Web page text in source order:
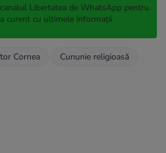
Libertatea de WhatsApp pentru
curent cu ultimele informații
Cornea
Cununie religioasă